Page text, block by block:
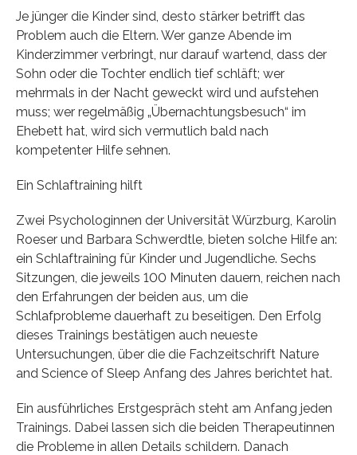
Je jünger die Kinder sind, desto stärker betrifft das
Problem auch die Eltern. Wer ganze Abende im
Kinderzimmer verbringt, nur darauf wartend, dass der
Sohn oder die Tochter endlich tief schläft; wer
mehrmals in der Nacht geweckt wird und aufstehen
muss; wer regelmäßig „Übernachtungsbesuch“ im
Ehebett hat, wird sich vermutlich bald nach
kompetenter Hilfe sehnen.
Ein Schlaftraining hilft
Zwei Psychologinnen der Universität Würzburg, Karolin
Roeser und Barbara Schwerdtle, bieten solche Hilfe an:
ein Schlaftraining für Kinder und Jugendliche. Sechs
Sitzungen, die jeweils 100 Minuten dauern, reichen nach
den Erfahrungen der beiden aus, um die
Schlafprobleme dauerhaft zu beseitigen. Den Erfolg
dieses Trainings bestätigen auch neueste
Untersuchungen, über die die Fachzeitschrift Nature
and Science of Sleep Anfang des Jahres berichtet hat.
Ein ausführliches Erstgespräch steht am Anfang jeden
Trainings. Dabei lassen sich die beiden Therapeutinnen
die Probleme in allen Details schildern. Danach